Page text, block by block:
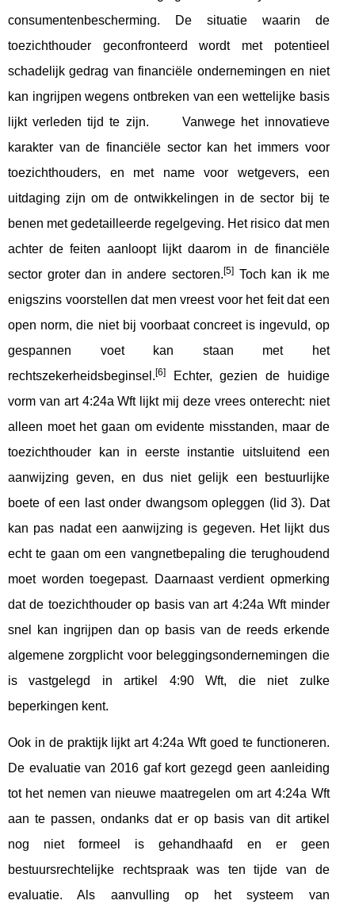
consumentenbescherming. De situatie waarin de
toezichthouder geconfronteerd wordt met potentieel
schadelijk gedrag van financiële ondernemingen en niet
kan ingrijpen wegens ontbreken van een wettelijke basis
lijkt verleden tijd te zijn. Vanwege het innovatieve
karakter van de financiële sector kan het immers voor
toezichthouders, en met name voor wetgevers, een
uitdaging zijn om de ontwikkelingen in de sector bij te
benen met gedetailleerde regelgeving. Het risico dat men
achter de feiten aanloopt lijkt daarom in de financiële
sector groter dan in andere sectoren.[5] Toch kan ik me
enigszins voorstellen dat men vreest voor het feit dat een
open norm, die niet bij voorbaat concreet is ingevuld, op
gespannen voet kan staan met het
rechtszekerheidsbeginsel.[6]
Echter, gezien de huidige
vorm van art 4:24a Wft lijkt mij deze vrees onterecht: niet
alleen moet het gaan om evidente misstanden, maar de
toezichthouder kan in eerste instantie uitsluitend een
aanwijzing geven, en dus niet gelijk een bestuurlijke
boete of een last onder dwangsom opleggen (lid 3). Dat
kan pas nadat een aanwijzing is gegeven. Het lijkt dus
echt te gaan om een vangnetbepaling die terughoudend
moet worden toegepast. Daarnaast verdient opmerking
dat de toezichthouder op basis van art 4:24a Wft minder
snel kan ingrijpen dan op basis van de reeds erkende
algemene zorgplicht voor beleggingsondernemingen die
is vastgelegd in artikel 4:90 Wft, die niet zulke
beperkingen kent.
Ook in de praktijk lijkt art 4:24a Wft goed te functioneren.
De evaluatie van 2016 gaf kort gezegd geen aanleiding
tot het nemen van nieuwe maatregelen om art 4:24a Wft
aan te passen, ondanks dat er op basis van dit artikel
nog niet formeel is gehandhaafd en er geen
bestuursrechtelijke rechtspraak was ten tijde van de
evaluatie. Als aanvulling op het systeem van